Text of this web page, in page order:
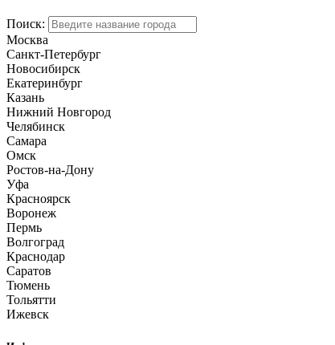
Поиск:
Москва
Санкт-Петербург
Новосибирск
Екатеринбург
Казань
Нижний Новгород
Челябинск
Самара
Омск
Ростов-на-Дону
Уфа
Красноярск
Воронеж
Пермь
Волгоград
Краснодар
Саратов
Тюмень
Тольятти
Ижевск